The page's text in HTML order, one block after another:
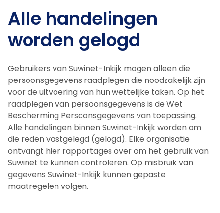
Alle handelingen
worden gelogd
Gebruikers van Suwinet-Inkijk mogen alleen die
persoonsgegevens raadplegen die noodzakelijk zijn
voor de uitvoering van hun wettelijke taken. Op het
raadplegen van persoonsgegevens is de Wet
Bescherming Persoonsgegevens van toepassing.
Alle handelingen binnen Suwinet-Inkijk worden om
die reden vastgelegd (gelogd). Elke organisatie
ontvangt hier rapportages over om het gebruik van
Suwinet te kunnen controleren. Op misbruik van
gegevens Suwinet-Inkijk kunnen gepaste
maatregelen volgen.